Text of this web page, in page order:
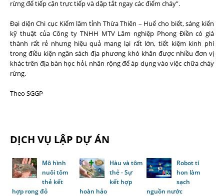
rừng để tiếp cận trực tiếp và dập tắt ngay các điểm cháy”.
Đại diện Chi cục Kiểm lâm tỉnh Thừa Thiên – Huế cho biết, sáng kiến
kỹ thuật của Công ty TNHH MTV Lâm nghiệp Phong Điền có giá
thành rất rẻ nhưng hiệu quả mang lại rất lớn, tiết kiệm kinh phí
trong điều kiện ngân sách địa phương khó khăn được nhiều đơn vị
khác trên địa bàn học hỏi, nhân rộng để áp dụng vào việc chữa cháy
rừng.
Theo SGGP
DỊCH VỤ LẬP DỰ ÁN
Mô hình
nuôi tôm
thẻ kết
hợp rong đỏ
Hàu và tôm
thẻ - Sự
kết hợp
hoàn hảo
Robot tí
hon làm
sạch
nguồn nước